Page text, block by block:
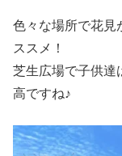
色々な場所で花見
ススメ！
芝生広場で子供達
高ですね♪